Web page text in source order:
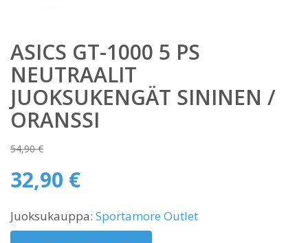
ASICS GT-1000 5 PS
NEUTRAALIT
JUOKSUKENGÄT SININEN /
ORANSSI
54,90€
Alkuperäinen
hinta
54,90 €.
32,90 €
hinta
on:
Juoksukauppa: Sportamore Outlet